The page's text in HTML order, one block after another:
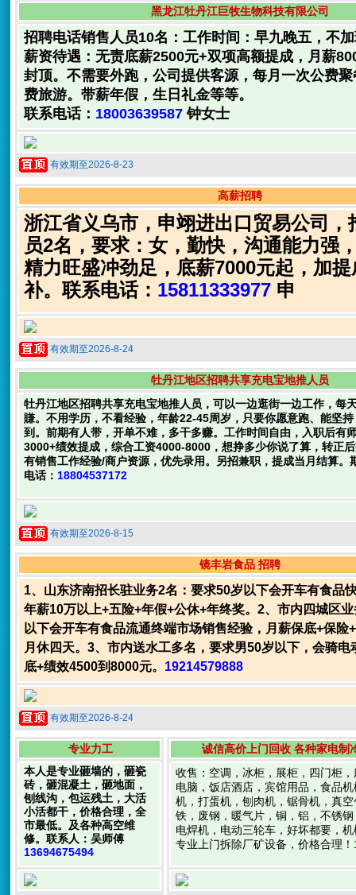
黑龙江牡丹江巨牧生物科技有限公司
招聘电话销售人员10名：工作时间：早九晚五，不
薪资待遇：无责底薪2500元+双项高额提成，月薪
封顶。不需要外跑，公司提供客源，每月一次公费
费旅游。带薪年假，生日礼金等等。
联系电话： 18003639587 钟女士
有效期至2026-8-23
高薪招聘
浙江省义乌市，申翊进出口贸易公司，
员2名，要求：女，勤快，沟通能力强
精力旺盛冲劲足，底薪7000元起，加
补。联系电话： 15811333977 申
有效期至2026-8-24
牡丹江地区招聘共享充电宝地推人员
牡丹江地区招聘共享充电宝地推人员，可以一边逛街一边工作，每
賺。不用学历，不看经验，年龄22-45周岁，只要你愿意跑、能坚
到。前期有人带，开单不难，多干多赚。工作时间自由，入职后有
3000+绩效提成，综合工资4000-8000，想挣多少你说了算，转正
有销售工作经验/商户资源，优先录用。另招兼职，提成当月结算。
电话： 18804537172
有效期至2026-8-15
镜丰岩食品 招聘
1、山东济南招长驻业务2名：要求50岁以下会开车有食品
年薪10万以上+五险+年假+公休+年终奖。2、市内四城区
以下会开车有食品流通终端市场销售经验，月薪保底+保险
月休四天。3、市内送水工多名，要求男50岁以下，会骑电
底+绩效4500到8000元。 19214579888
有效期至2026-8-24
专业力工
本人是专业砸墙的，砸瓷
砖，砸混凝土，砸地面，
刨线沟，包运残土，大活
小活都干，价格合理，全
市最低。及各种高空维
修。联系人：吴师傅
13694675494
诚信高价上门回收 各种家电制
收售：空调，冰柜，展柜，四门柜
电脑，饭店酒店，宾馆用品，食品
机，打蛋机，刨肉机，锯骨机，真
铁，废钢，暖气片，铜，铝，不锈
电焊机，电动三轮车，好坏都要，
专业上门拆除厂矿设备，价格合理！